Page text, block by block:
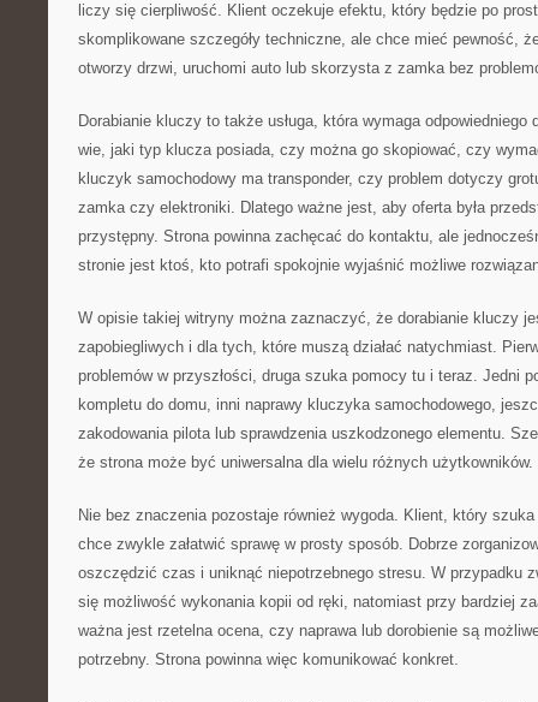
liczy się cierpliwość. Klient oczekuje efektu, który będzie po
skomplikowane szczegóły techniczne, ale chce mieć pewność,
otworzy drzwi, uruchomi auto lub skorzysta z zamka bez
Dorabianie kluczy to także usługa, która wymaga
wie, jaki typ klucza posiada, czy można go skopiować, czy
kluczyk samochodowy ma transponder, czy problem dotyczy
zamka czy elektroniki. Dlatego ważne jest, aby oferta była
przystępny. Strona powinna zachęcać do kontaktu, ale
stronie jest ktoś, kto potrafi spokojnie wyjaśnić możliwe
W opisie takiej witryny można zaznaczyć, że dorabianie kluczy
zapobiegliwych i dla tych, które muszą działać natychmiast.
problemów w przyszłości, druga szuka pomocy tu i teraz. Jedni
kompletu do domu, inni naprawy kluczyka samochodowego,
zakodowania pilota lub sprawdzenia uszkodzonego elementu.
że strona może być uniwersalna dla wielu różnych użytkowników.
Nie bez znaczenia pozostaje również wygoda. Klient, który
chce zwykle załatwić sprawę w prosty sposób. Dobrze
oszczędzić czas i uniknąć niepotrzebnego stresu. W przypadku
się możliwość wykonania kopii od ręki, natomiast przy bardziej
ważna jest rzetelna ocena, czy naprawa lub dorobienie są
potrzebny. Strona powinna więc komunikować konkret.